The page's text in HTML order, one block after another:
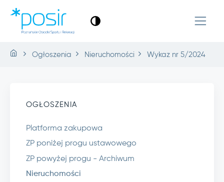
Ogłoszenia Nieruchomości Wykaz nr 5/2024
OGŁOSZENIA
Platforma zakupowa
ZP poniżej progu ustawowego
ZP powyżej progu - Archiwum
Nieruchomości